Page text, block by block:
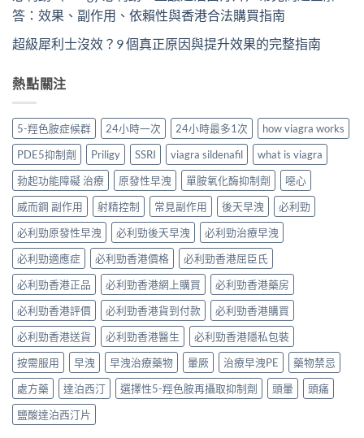
答：效果、副作用、依賴性與香港合法購買指南
超級犀利士沒效？9 個真正原因與提升效果的完整指南
熱點關注
5-羥色胺症候群 24小時一次 24小時最多1次
how viagra works
PDE5抑制劑
Priligy SSRI viagra sildenafil
what is viagra
勃起功能障礙 治療
原發性早洩 單胺氧化酶抑制劑
噁心
威而鋼 副作用
射精控制 常見副作用 後天早洩
必利勁
必利勁原發性早洩
必利勁後天早洩
必利勁治療早洩
必利勁適應症
必利勁香港價格
必利勁香港屈臣氏
必利勁香港正品
必利勁香港網上購買
必利勁香港藥房
必利勁香港評價
必利勁香港貨到付款
必利勁香港購買
必利勁香港送貨
必利勁香港醫生
必利勁香港隱私包裝
按需服用
早洩 早洩治療藥物 暈厥 治療早洩PE
藥物禁忌
處方藥
達泊西汀 選擇性5-羥色胺再攝取抑制劑 頭暈
頭痛
鹽酸達泊西汀片